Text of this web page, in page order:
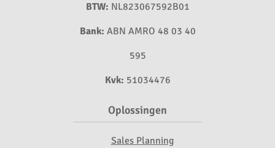
BTW: NL823067592B01
Bank: ABN AMRO 48 03 40
595
Kvk: 51034476
Oplossingen
Sales Planning